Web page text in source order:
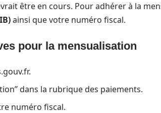
être en cours. Pour adhérer à la
ainsi que votre numéro fiscal.
pour la mensualisation
dans la rubrique des paiements.
numéro fiscal.